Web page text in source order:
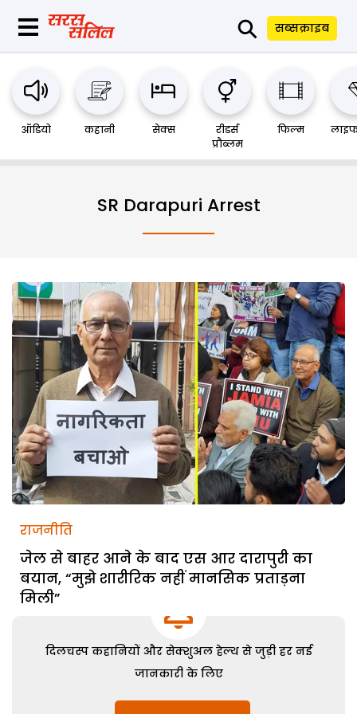
⚲ सब्सक्राइब
ऑडियो कहानी सेक्स
रीडर्स
प्रौब्लम
फिल्म
SR Darapuri Arrest
राजनीति
जेल से बाहर आने के बाद एस आर दारापुरी का
बयान, “मुझे शारीरिक नहीं मानसिक प्रताड़ना
मिली”
दिलचस्प कहानियों और सेक्शुअल हेल्थ से जुड़ी हर नई
जानकारी के लिए